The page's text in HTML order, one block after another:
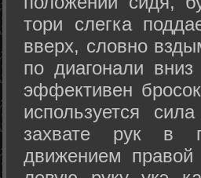
тори слегка
вверх, словно
по диагонали
эффективен
используется
захвате рук в
движением правой